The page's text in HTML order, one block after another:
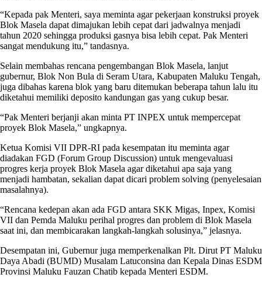
“Kepada pak Menteri, saya meminta agar pekerjaan konstruksi proyek
Blok Masela dapat dimajukan lebih cepat dari jadwalnya menjadi
tahun 2020 sehingga produksi gasnya bisa lebih cepat. Pak Menteri
sangat mendukung itu,” tandasnya.
Selain membahas rencana pengembangan Blok Masela, lanjut
gubernur, Blok Non Bula di Seram Utara, Kabupaten Maluku Tengah,
juga dibahas karena blok yang baru ditemukan beberapa tahun lalu itu
diketahui memiliki deposito kandungan gas yang cukup besar.
“Pak Menteri berjanji akan minta PT INPEX untuk mempercepat
proyek Blok Masela,” ungkapnya.
Ketua Komisi VII DPR-RI pada kesempatan itu meminta agar
diadakan FGD (Forum Group Discussion) untuk mengevaluasi
progres kerja proyek Blok Masela agar diketahui apa saja yang
menjadi hambatan, sekalian dapat dicari problem solving (penyelesaian
masalahnya).
“Rencana kedepan akan ada FGD antara SKK Migas, Inpex, Komisi
VII dan Pemda Maluku perihal progres dan problem di Blok Masela
saat ini, dan membicarakan langkah-langkah solusinya,” jelasnya.
Desempatan ini, Gubernur juga memperkenalkan Plt. Dirut PT Maluku
Daya Abadi (BUMD) Musalam Latuconsina dan Kepala Dinas ESDM
Provinsi Maluku Fauzan Chatib kepada Menteri ESDM.